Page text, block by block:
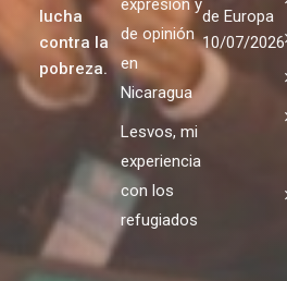
lucha
contra la
pobreza.
expresión y
de opinión
en
Nicaragua
Lesvos, mi
experiencia
con los
refugiados
de Europa
10/07/2026